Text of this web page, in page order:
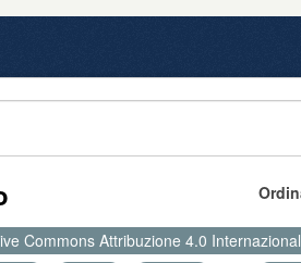
Commons Attribuzione 4.0